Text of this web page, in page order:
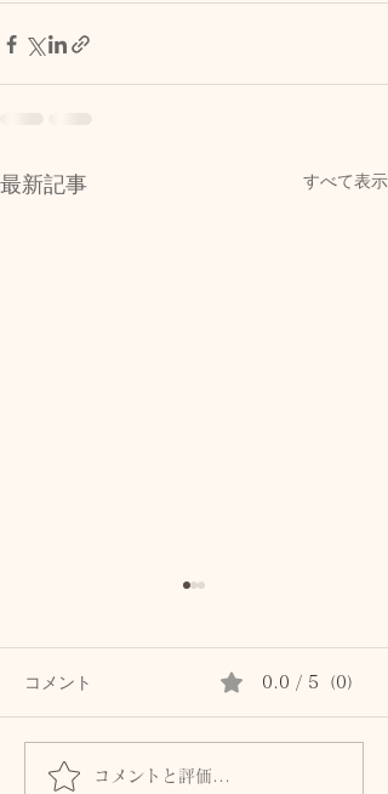
最新記事 すべて表示
髪とまつ毛のために、自
コメント 0.0 / 5（0）
コメントと評価...